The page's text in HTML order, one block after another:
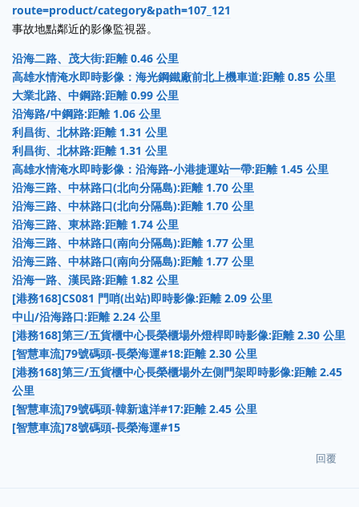
route=product/category&path=107_121
事故地點鄰近的影像監視器。
沿海二路、茂大街:距離 0.46 公里
高雄水情淹水即時影像：海光鋼鐵廠前北上機車道:距離 0.85 公里
大業北路、中鋼路:距離 0.99 公里
沿海路/中鋼路:距離 1.06 公里
利昌街、北林路:距離 1.31 公里
利昌街、北林路:距離 1.31 公里
高雄水情淹水即時影像：沿海路-小港捷運站一帶:距離 1.45 公里
沿海三路、中林路口(北向分隔島):距離 1.70 公里
沿海三路、中林路口(北向分隔島):距離 1.70 公里
沿海三路、東林路:距離 1.74 公里
沿海三路、中林路口(南向分隔島):距離 1.77 公里
沿海三路、中林路口(南向分隔島):距離 1.77 公里
沿海一路、漢民路:距離 1.82 公里
[港務168]CS081 門哨(出站)即時影像:距離 2.09 公里
中山/沿海路口:距離 2.24 公里
[港務168]第三/五貨櫃中心長榮櫃場外燈桿即時影像:距離 2.30 公里
[智慧車流]79號碼頭-長榮海運#18:距離 2.30 公里
[港務168]第三/五貨櫃中心長榮櫃場外左側門架即時影像:距離 2.45
公里
[智慧車流]79號碼頭-韓新遠洋#17:距離 2.45 公里
[智慧車流]78號碼頭-長榮海運#15
回覆